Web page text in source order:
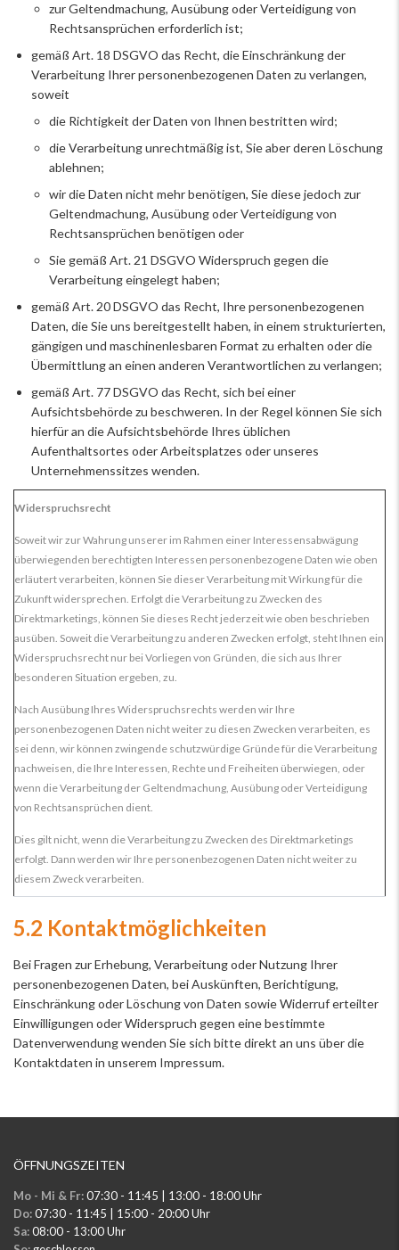
zur Geltendmachung, Ausübung oder Verteidigung von
Rechtsansprüchen erforderlich ist;
gemäß Art. 18 DSGVO das Recht, die Einschränkung der
Verarbeitung Ihrer personenbezogenen Daten zu verlangen,
soweit
die Richtigkeit der Daten von Ihnen bestritten wird;
die Verarbeitung unrechtmäßig ist, Sie aber deren Löschung
ablehnen;
wir die Daten nicht mehr benötigen, Sie diese jedoch zur
Geltendmachung, Ausübung oder Verteidigung von
Rechtsansprüchen benötigen oder
Sie gemäß Art. 21 DSGVO Widerspruch gegen die
Verarbeitung eingelegt haben;
gemäß Art. 20 DSGVO das Recht, Ihre personenbezogenen
Daten, die Sie uns bereitgestellt haben, in einem strukturierten,
gängigen und maschinenlesbaren Format zu erhalten oder die
Übermittlung an einen anderen Verantwortlichen zu verlangen;
gemäß Art. 77 DSGVO das Recht, sich bei einer
Aufsichtsbehörde zu beschweren. In der Regel können Sie sich
hierfür an die Aufsichtsbehörde Ihres üblichen
Aufenthaltsortes oder Arbeitsplatzes oder unseres
Unternehmenssitzes wenden.
Widerspruchsrecht
Soweit wir zur Wahrung unserer im Rahmen einer Interessensabwägung
überwiegenden berechtigten Interessen personenbezogene Daten wie oben
erläutert verarbeiten, können Sie dieser Verarbeitung mit Wirkung für die
Zukunft widersprechen. Erfolgt die Verarbeitung zu Zwecken des
Direktmarketings, können Sie dieses Recht jederzeit wie oben beschrieben
ausüben. Soweit die Verarbeitung zu anderen Zwecken erfolgt, steht Ihnen ein
Widerspruchsrecht nur bei Vorliegen von Gründen, die sich aus Ihrer
besonderen Situation ergeben, zu.
Nach Ausübung Ihres Widerspruchsrechts werden wir Ihre
personenbezogenen Daten nicht weiter zu diesen Zwecken verarbeiten, es
sei denn, wir können zwingende schutzwürdige Gründe für die Verarbeitung
nachweisen, die Ihre Interessen, Rechte und Freiheiten überwiegen, oder
wenn die Verarbeitung der Geltendmachung, Ausübung oder Verteidigung
von Rechtsansprüchen dient.
Dies gilt nicht, wenn die Verarbeitung zu Zwecken des Direktmarketings
erfolgt. Dann werden wir Ihre personenbezogenen Daten nicht weiter zu
diesem Zweck verarbeiten.
5.2 Kontaktmöglichkeiten
Bei Fragen zur Erhebung, Verarbeitung oder Nutzung Ihrer
personenbezogenen Daten, bei Auskünften, Berichtigung,
Einschränkung oder Löschung von Daten sowie Widerruf erteilter
Einwilligungen oder Widerspruch gegen eine bestimmte
Datenverwendung wenden Sie sich bitte direkt an uns über die
Kontaktdaten in unserem Impressum.
ÖFFNUNGSZEITEN
Mo - Mi & Fr:07:30 - 11:45 | 13:00 - 18:00 Uhr
Do:07:30 - 11:45 | 15:00 - 20:00 Uhr
Sa:08:00 - 13:00 Uhr